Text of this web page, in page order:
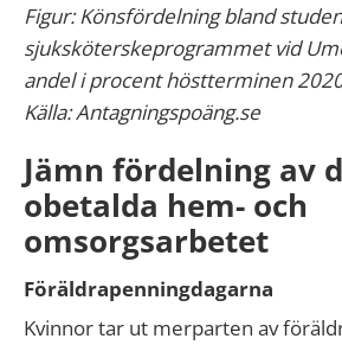
Figur: Könsfördelning bland
sjuksköterskeprogrammet vid
andel i procent höstterminen
Källa: Antagningspoäng.se
Jämn fördelning av
obetalda hem- och
omsorgsarbetet
Föräldrapenningdagarna
Kvinnor tar ut merparten av